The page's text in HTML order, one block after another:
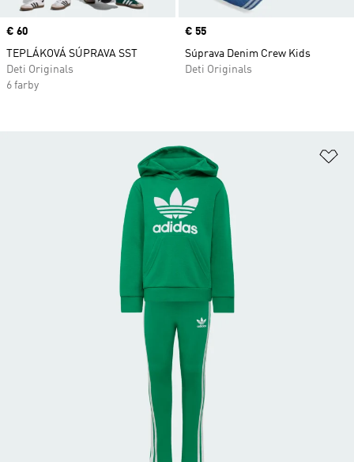
Price
€ 60
TEPLÁKOVÁ SÚPRAVA SST
Deti Originals
6 farby
Price
€ 55
Súprava Denim Crew Kids
Deti Originals